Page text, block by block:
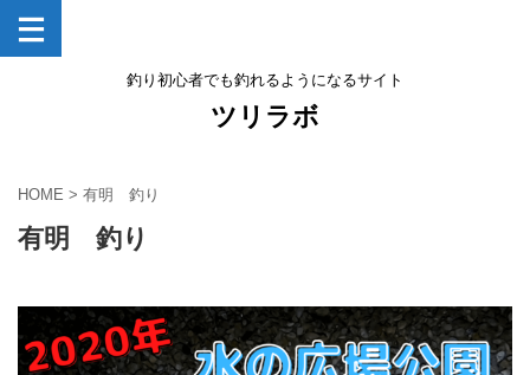
釣り初心者でも釣れるようになるサイト
ツリラボ
HOME > 有明 釣り
有明 釣り